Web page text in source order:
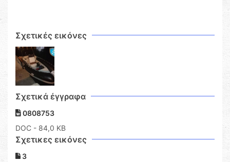
Σχετικές εικόνες
Σχετικά έγγραφα
0808753
DOC - 84,0 KB
Σχετικες εικόνες
3